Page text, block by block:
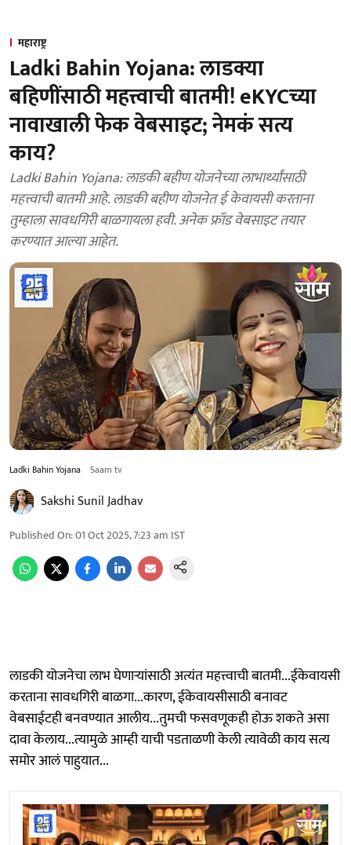
महाराष्ट्र
Ladki Bahin Yojana: लाडक्या
बहिणींसाठी महत्त्वाची बातमी! eKYCच्या
नावाखाली फेक वेबसाइट; नेमकं सत्य
काय?
Ladki Bahin Yojana: लाडकी बहीण योजनेच्या लाभार्थ्यांसाठी
महत्त्वाची बातमी आहे. लाडकी बहीण योजनेत ई केवायसी करताना
तुम्हाला सावधगिरी बाळगायला हवी. अनेक फ्रॉड वेबसाइट तयार
करण्यात आल्या आहेत.
Ladki Bahin Yojana Saam tv
Sakshi Sunil Jadhav
Published On:01 Oct 2025, 7:23 am IST
लाडकी योजनेचा लाभ घेणाऱ्यांसाठी अत्यंत महत्त्वाची बातमी...ईकेवायसी
करताना सावधगिरी बाळगा...कारण, ईकेवायसीसाठी बनावट
वेबसाईटही बनवण्यात आलीय...तुमची फसवणूकही होऊ शकते असा
दावा केलाय...त्यामुळे आम्ही याची पडताळणी केली त्यावेळी काय सत्य
समोर आलं पाहुयात...